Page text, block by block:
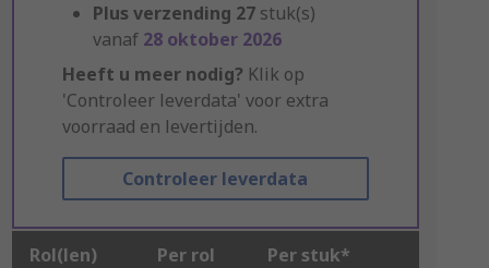
Plus verzending 27 stuk(s)
vanaf 28 oktober 2026
Heeft u meer nodig? Klik op
'Controleer leverdata' voor extra
voorraad en levertijden.
Controleer leverdata
Rol(len) Per rol Per stuk*